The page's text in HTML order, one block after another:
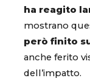
ha reagito
mostrano
però finito
anche ferito
dell’impatto.